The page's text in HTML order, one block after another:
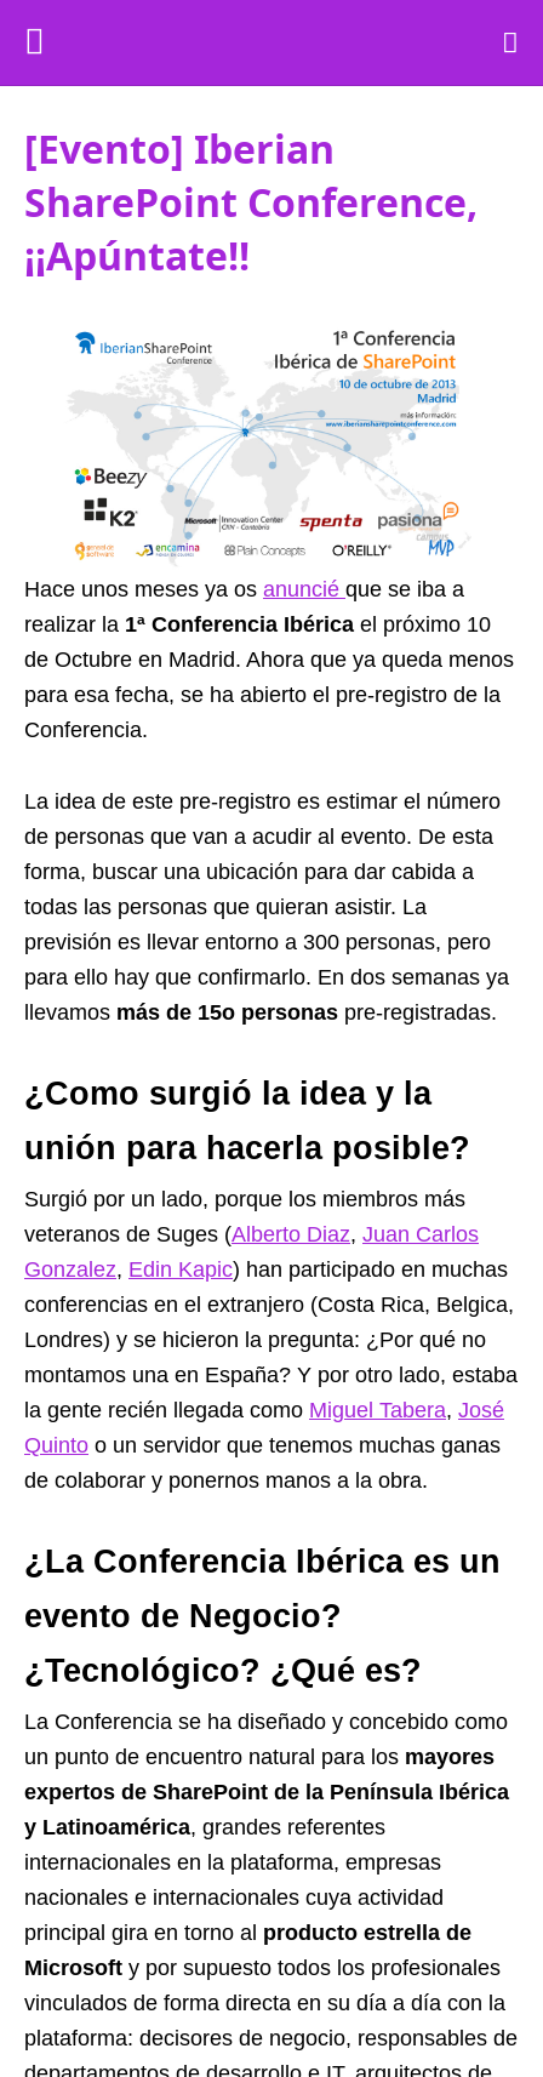
[Evento] Iberian
SharePoint Conference,
¡¡Apúntate!!
Hace unos meses ya os anuncié que se iba a
realizar la 1ª Conferencia Ibérica el próximo 10
de Octubre en Madrid. Ahora que ya queda menos
para esa fecha, se ha abierto el pre-registro de la
Conferencia.
La idea de este pre-registro es estimar el número
de personas que van a acudir al evento. De esta
forma, buscar una ubicación para dar cabida a
todas las personas que quieran asistir. La
previsión es llevar entorno a 300 personas, pero
para ello hay que confirmarlo. En dos semanas ya
llevamos más de 15o personas pre-registradas.
¿Como surgió la idea y la
unión para hacerla posible?
Surgió por un lado, porque los miembros más
veteranos de Suges (Alberto Diaz, Juan Carlos
Gonzalez, Edin Kapic) han participado en muchas
conferencias en el extranjero (Costa Rica, Belgica,
Londres) y se hicieron la pregunta: ¿Por qué no
montamos una en España? Y por otro lado, estaba
la gente recién llegada como Miguel Tabera, José
Quinto o un servidor que tenemos muchas ganas
de colaborar y ponernos manos a la obra.
¿La Conferencia Ibérica es un
evento de Negocio?
¿Tecnológico? ¿Qué es?
La Conferencia se ha diseñado y concebido como
un punto de encuentro natural para los mayores
expertos de SharePoint de la Península Ibérica
y Latinoamérica, grandes referentes
internacionales en la plataforma, empresas
nacionales e internacionales cuya actividad
principal gira en torno al producto estrella de
Microsoft y por supuesto todos los profesionales
vinculados de forma directa en su día a día con la
plataforma: decisores de negocio, responsables de